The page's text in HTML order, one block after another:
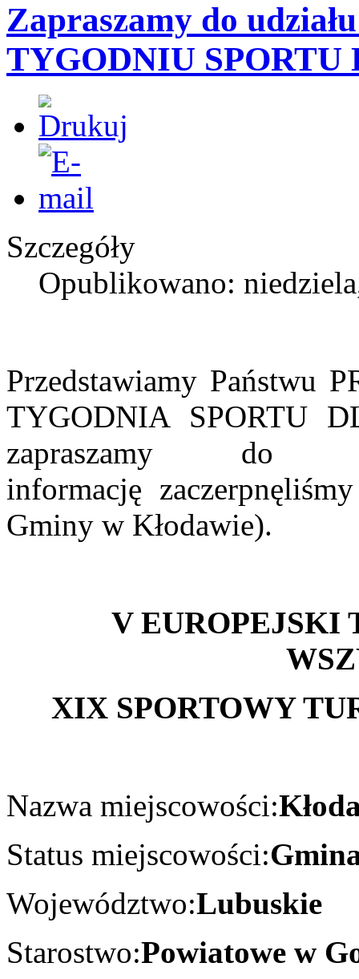
Zapraszamy do
TYGODNIU
Szczegóły
Opublikowano:
Przedstawiamy Państwu
TYGODNIA SPORTU
zapraszamy do
informację
Gminy w Kłodawie).
V EUROPEJSKI
XIX SPORTOWY
Nazwa miejscowości:
Status miejscowości:
Województwo:Lubuskie
Starostwo:Powiatowe w